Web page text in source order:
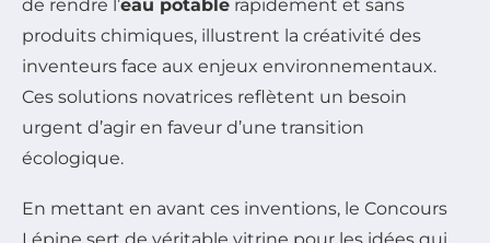
de rendre l’eau potable rapidement et sans
produits chimiques, illustrent la créativité des
inventeurs face aux enjeux environnementaux.
Ces solutions novatrices reflètent un besoin
urgent d’agir en faveur d’une transition
écologique.
En mettant en avant ces inventions, le Concours